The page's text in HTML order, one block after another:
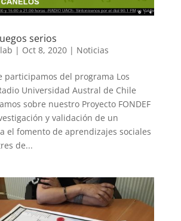
serios
| Oct 8, 2020| Noticias
participamos del programa Los
Universidad Austral de Chile
sobre nuestro Proyecto FONDEF
y validación de un
el fomento de aprendizajes sociales
de...